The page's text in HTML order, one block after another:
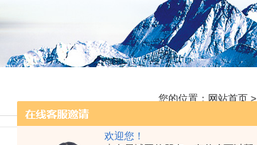
欢迎您！
您的位置： 网站首页 >